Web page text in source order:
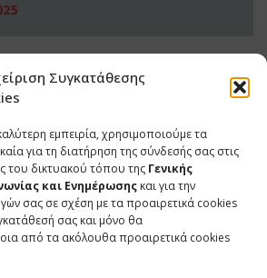
Συγκατάθεσης
εμπειρία, χρησιμοποιούμε τα
για τη διατήρηση της σύνδεσής σας στις
του δικτυακού τόπου της Γενικής
και Ενημέρωσης και για την
σας σε σχέση με τα προαιρετικά cookies
σας και μόνο θα
από τα ακόλουθα προαιρετικά cookies
Αλεξάνδρου Πάντου